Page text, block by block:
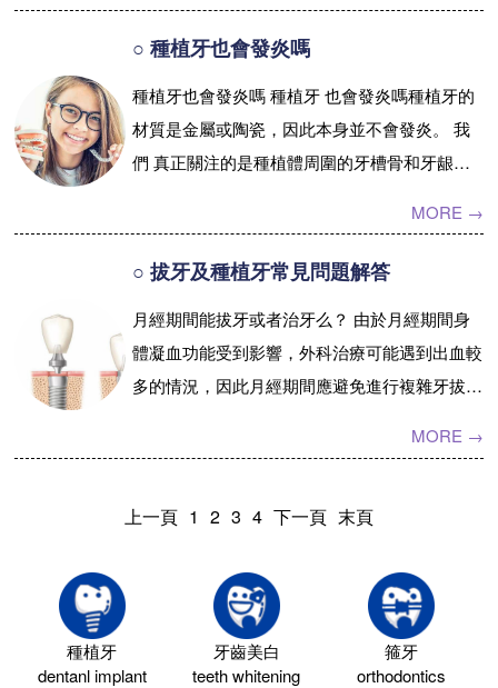
食，...【詳情】
○ 種植牙也會發炎嗎
種植牙也會發炎嗎 種植牙 也會發炎嗎種植牙的
材質是金屬或陶瓷，因此本身並不會發炎。 我
們 真正關注的是種植體周圍的牙槽骨和牙龈的
【詳情】
MORE →
○ 拔牙及種植牙常見問題解答
月經期間能拔牙或者治牙么？ 由於月經期間身
體凝血功能受到影響，外科治療可能遇到出血較
多的情況，因此月經期間應避免進行複雜牙拔除
【詳情】
MORE →
上一頁 1 2 3 4 下一頁 末頁
種植牙
dentanl implant
牙齒美白
teeth whitening
箍牙
orthodontics